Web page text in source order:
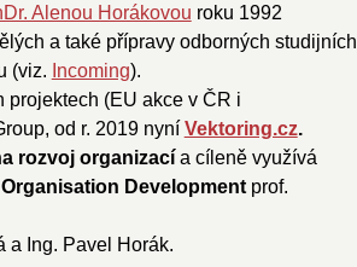
Alenou Horákovou roku 1992
a také přípravy odborných studijních
(viz. Incoming).
projektech (EU akce v ČR i
od r. 2019 nyní Vektoring.cz.
rozvoj organizacía cíleně využívá
Organisation Developmentprof.
a Ing. Pavel Horák.